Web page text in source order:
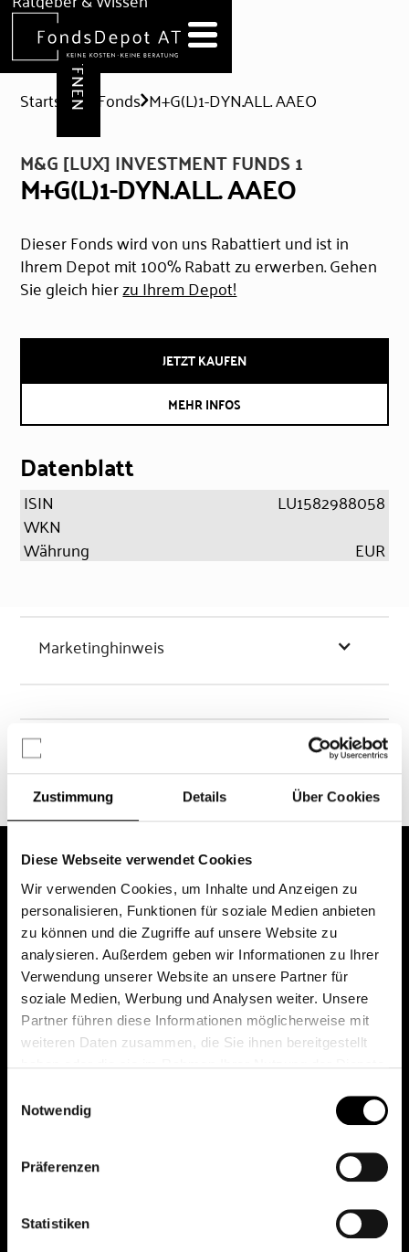
Zustimmung Details Über Cookies
Diese Webseite verwendet Cookies
Wir verwenden Cookies, um Inhalte und Anzeigen zu
personalisieren, Funktionen für soziale Medien anbieten
zu können und die Zugriffe auf unsere Website zu
analysieren. Außerdem geben wir Informationen zu Ihrer
Verwendung unserer Website an unsere Partner für
soziale Medien, Werbung und Analysen weiter. Unsere
Partner führen diese Informationen möglicherweise mit
weiteren Daten zusammen, die Sie ihnen bereitgestellt
Notwendig
Präferenzen
Statistiken
Hilfe & Formulare
DEPOT ERÖFFNEN
Startseite Fonds M+G(L)1-DYN.ALL. AAEO
M&G [LUX] INVESTMENT FUNDS 1
M+G(L)1-DYN.ALL. AAEO
Dieser Fonds wird von uns Rabattiert und ist in
Ihrem Depot mit 100% Rabatt zu erwerben. Gehen
Sie gleich hierzu Ihrem Depot!
JETZT KAUFEN
MEHR INFOS
Datenblatt
ISIN
LU1582988058
WKN
Währung
EUR
Marketinghinweis
Chancen & Risiken
Das erste Depot in Österreich mit 0€ Kontoführung,
0€ Ausgabeaufschlag und 0€ Depotgebühren bei
knapp 2000 Fonds und 0€ Orderspesen.
All rights reserved.